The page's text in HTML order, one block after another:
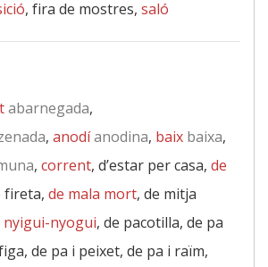
, fira de mostres, saló
abarnegada,
, anodíanodina, baix baixa,
, corrent, d’estar per casa, de
fireta, de mala mort, de mitja
nyigui-nyogui, de pacotilla, de pa
de pa i peixet, de pa i raïm,